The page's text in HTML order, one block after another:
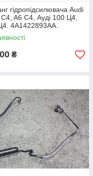
гідропідсилювача Audi
A6 C4, Ауді 100 Ц4,
4A1422893AA.
₴